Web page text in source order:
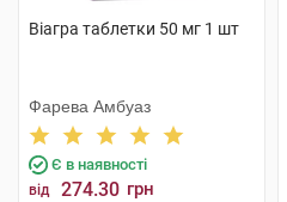
Віагра таблетки 50 мг 1 шт
Фарева Амбуаз
Є в наявності
від 274.30 грн